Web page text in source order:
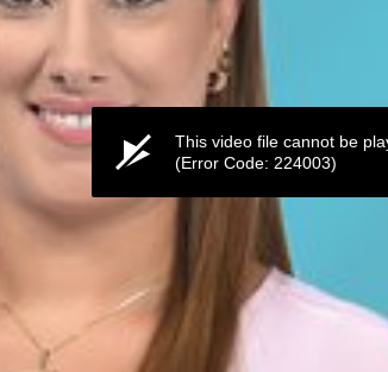
This video file cannot be
(Error Code: 224003)